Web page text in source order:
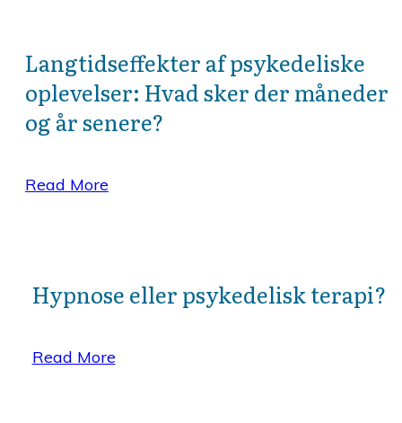
Langtidseffekter af psykedeliske
oplevelser: Hvad sker der måneder
og år senere?
Read More
Hypnose eller psykedelisk terapi?
Read More